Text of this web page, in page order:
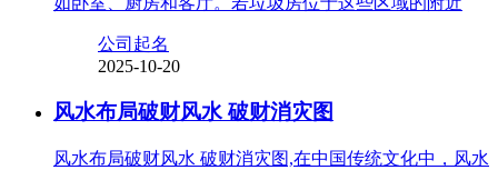
公司起名
2025-10-20
风水布局破财风水 破财消灾图
风水布局破财风水 破财消灾图,在中国传统文化中，风水